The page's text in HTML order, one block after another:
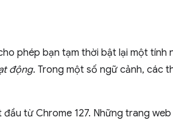
phép bạn tạm thời bật lại một tính
động. Trong một số ngữ cảnh, các
đầu từ Chrome 127. Những trang